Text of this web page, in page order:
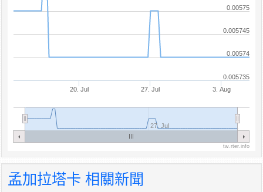
20. Jul 27. Jul 3. Aug
27. Jul
0.005735
0.00574
0.005745
0.00575
tw.rter.info
孟加拉塔卡 相關新聞